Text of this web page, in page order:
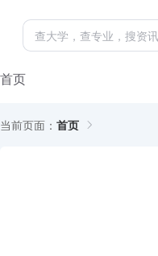
首页
当前页面： 首页